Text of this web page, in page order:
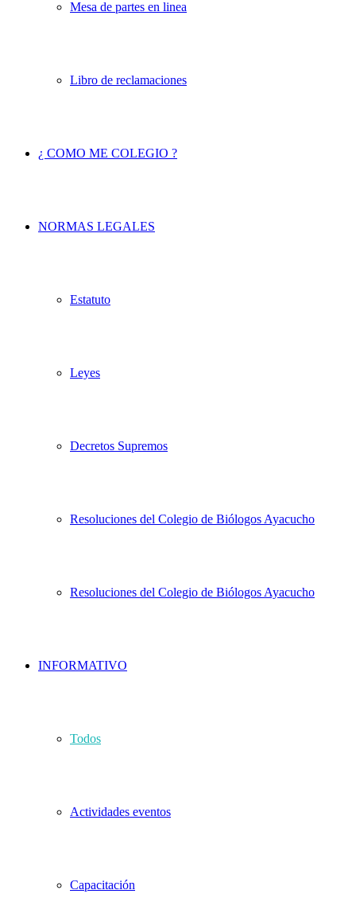
Mesa de partes en linea
Libro de reclamaciones
¿ COMO ME COLEGIO ?
NORMAS LEGALES
Estatuto
Leyes
Decretos Supremos
Resoluciones del Colegio de Biólogos Ayacucho
Resoluciones del Colegio de Biólogos Ayacucho
INFORMATIVO
Todos
Actividades eventos
Capacitación